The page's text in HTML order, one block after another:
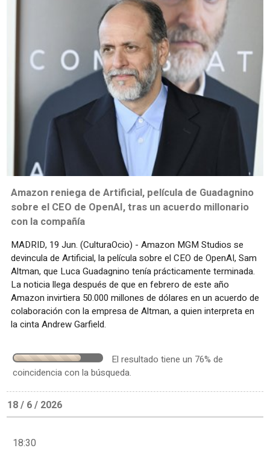
Amazon reniega de Artificial, película de Guadagnino
sobre el CEO de OpenAI, tras un acuerdo millonario
con la compañía
MADRID, 19 Jun. (CulturaOcio) - Amazon MGM Studios se
devincula de Artificial, la película sobre el CEO de OpenAI, Sam
Altman, que Luca Guadagnino tenía prácticamente terminada.
La noticia llega después de que en febrero de este año
Amazon invirtiera 50.000 millones de dólares en un acuerdo de
colaboración con la empresa de Altman, a quien interpreta en
la cinta Andrew Garfield.
El resultado tiene un 76% de
coincidencia con la búsqueda.
18 / 6 / 2026
18:30